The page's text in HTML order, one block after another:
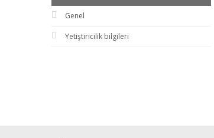
Genel
Yetiştiricilik bilgileri